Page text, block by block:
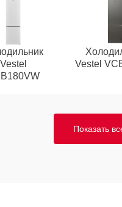
Vestel
Vestel
Показать